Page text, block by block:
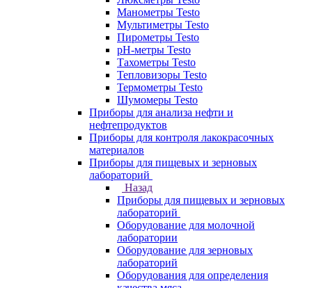
Манометры Testo
Мультиметры Testo
Пирометры Testo
pH-метры Testo
Тахометры Testo
Тепловизоры Testo
Термометры Testo
Шумомеры Testo
Приборы для анализа нефти и
нефтепродуктов
Приборы для контроля лакокрасочных
материалов
Приборы для пищевых и зерновых
лабораторий
Назад
Приборы для пищевых и зерновых
лабораторий
Оборудование для молочной
лаборатории
Оборудование для зерновых
лабораторий
Оборудования для определения